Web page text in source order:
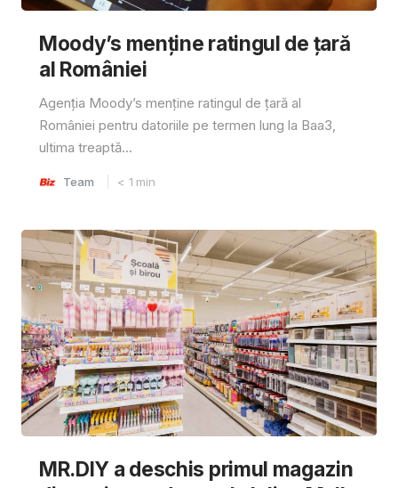
Moody’s menține ratingul de țară
al României
Agenția Moody’s menține ratingul de țară al
României pentru datoriile pe termen lung la Baa3,
ultima treaptă...
Team < 1 min
MR.DIY a deschis primul magazin